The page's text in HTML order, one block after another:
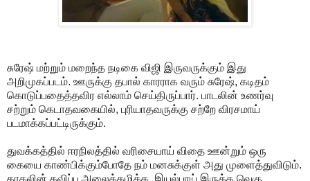
சுரேஷ் மற்றும் மறைந்த நடிகை விஜி இருவருக்கும் இது
அறிமுகப்படம். ஊருக்கு தபால் காரராக வரும் சுரேஷ், கடிதம்
கொடுப்பதைத்தவிர எல்லாம் செய்திருப்பார். பாடலின் உணர்வு
சற்றும் கெடாதவகையில், புரியாதவருக்கு சற்றே விரசமாய்
படமாக்கப்பட்டிருக்கும்.
துவக்கத்தில் ஈரநிலத்தில் வரிசையாய் விதை ஊன்றும் ஒரு
கையை காண்பிக்கும்போதே நம் மனசுக்குள் அது முளைத்துவிடும்.
காதலின் தவிப்பு அலைக்கழிக்க, இயல்பாய் இருக்க வெகு